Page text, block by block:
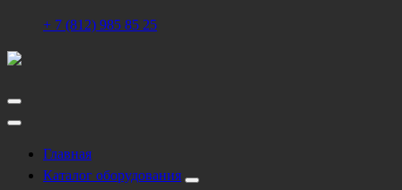
+ 7 (812) 985 85 25
Техническое обеспечение мероприятий
Главная
Каталог оборудования